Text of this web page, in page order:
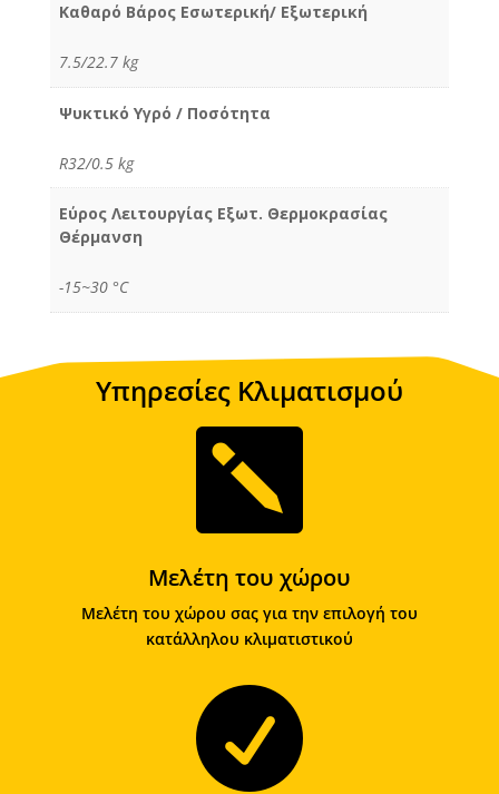
Καθαρό Βάρος Εσωτερική/ Εξωτερική
7.5/22.7 kg
Ψυκτικό Υγρό / Ποσότητα
R32/0.5 kg
Εύρος Λειτουργίας Εξωτ. Θερμοκρασίας
Θέρμανση
-15~30 °C
Υπηρεσίες Κλιματισμού

Μελέτη του χώρου
Μελέτη του χώρου σας για την επιλογή του
κατάλληλου κλιματιστικού
